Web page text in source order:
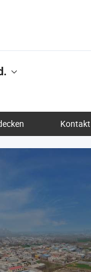
Kontakt